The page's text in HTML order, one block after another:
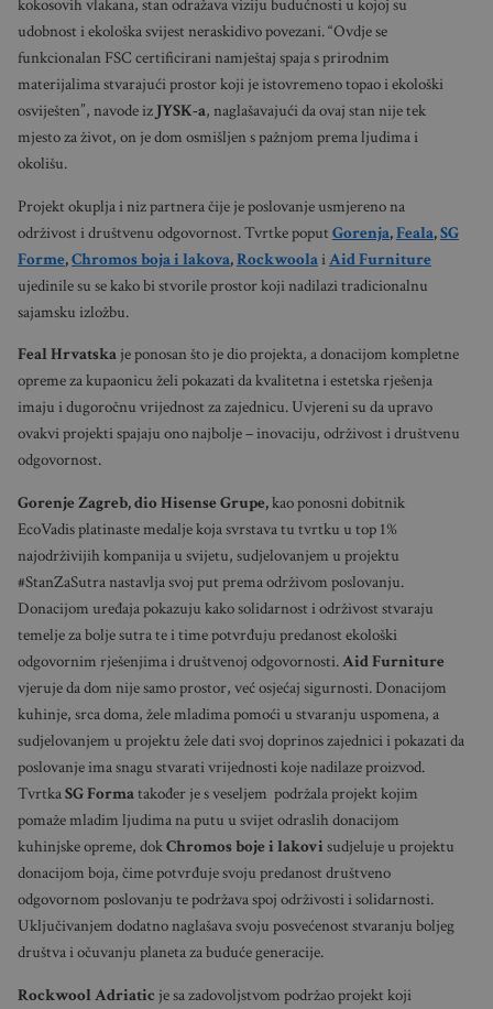
kokosovih vlakana, stan odražava viziju budućnosti u kojoj su
udobnost i ekološka svijest neraskidivo povezani. “Ovdje se
funkcionalan FSC certificirani namještaj spaja s prirodnim
materijalima stvarajući prostor koji je istovremeno topao i ekološki
osviješten”, navode iz JYSK-a, naglašavajući da ovaj stan nije tek
mjesto za život, on je dom osmišljen s pažnjom prema ljudima i
okolišu.
Projekt okuplja i niz partnera čije je poslovanje usmjereno na
održivost i društvenu odgovornost. Tvrtke poput Gorenja,Feala,SG
Forme,Chromos boja i lakova,RockwoolaiAid Furniture
ujedinile su se kako bi stvorile prostor koji nadilazi tradicionalnu
sajamsku izložbu.
Feal Hrvatskaje ponosan što je dio projekta, a donacijom kompletne
opreme za kupaonicu želi pokazati da kvalitetna i estetska rješenja
imaju i dugoročnu vrijednost za zajednicu. Uvjereni su da upravo
ovakvi projekti spajaju ono najbolje – inovaciju, održivost i društvenu
odgovornost.
Gorenje Zagreb, dio Hisense Grupe,kao ponosni dobitnik
EcoVadis platinaste medalje koja svrstava tu tvrtku u top 1%
najodrživijih kompanija u svijetu, sudjelovanjem u projektu
#StanZaSutra nastavlja svoj put prema održivom poslovanju.
Donacijom uređaja pokazuju kako solidarnost i održivost stvaraju
temelje za bolje sutra te i time potvrđuju predanost ekološki
odgovornim rješenjima i društvenoj odgovornosti.Aid Furniture
vjeruje da dom nije samo prostor, već osjećaj sigurnosti. Donacijom
kuhinje, srca doma, žele mladima pomoći u stvaranju uspomena, a
sudjelovanjem u projektu žele dati svoj doprinos zajednici i pokazati da
poslovanje ima snagu stvarati vrijednosti koje nadilaze proizvod.
TvrtkaSG Formatakođer je s veseljem podržala projekt kojim
pomaže mladim ljudima na putu u svijet odraslih donacijom
kuhinjske opreme, dokChromos boje i lakovi sudjeluje u projektu
donacijom boja, čime potvrđuje svoju predanost društveno
odgovornom poslovanju te podržava spoj održivosti i solidarnosti.
Uključivanjem dodatno naglašava svoju posvećenost stvaranju boljeg
društva i očuvanju planeta za buduće generacije.
Rockwool Adriatic je sa zadovoljstvom podržao projekt koji